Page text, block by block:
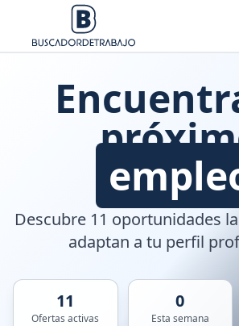
Descubre 11 oportunidades
adaptan a tu perfil
11
Ofertas activas
0
Esta semana